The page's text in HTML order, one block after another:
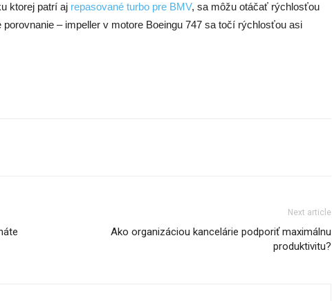
ktorej patrí aj repasované turbo pre BMV, sa môžu otáčať rýchlosťou
– impeller v motore Boeingu 747 sa točí rýchlosťou asi
Next article
Ako organizáciou kancelárie podporiť maximálnu
produktivitu?